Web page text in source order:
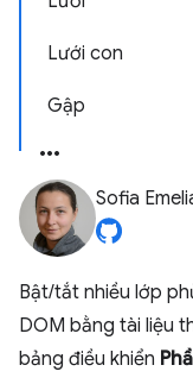
Lưới con
Gập
Sofia
Bật/tắt nhiều lớp
DOM bằng tài liệu
bảng điều khiển